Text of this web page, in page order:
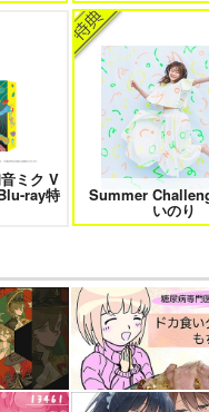
ミク V
ray特 Summer
いのり